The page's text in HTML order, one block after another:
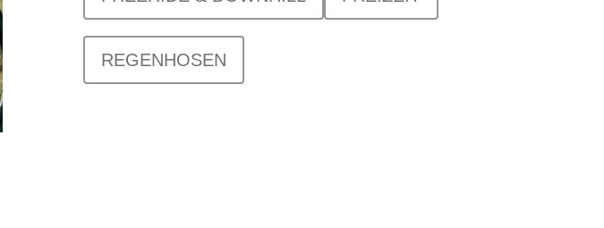
REGENHOSEN